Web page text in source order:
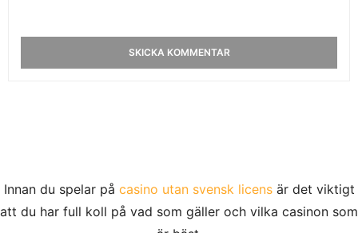
Innan du spelar på casino utan svensk licensär det viktigt
att du har full koll på vad som gäller och vilka casinon som